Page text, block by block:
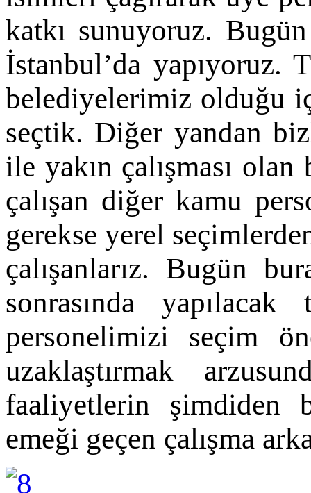
katkı sunuyoruz.
İstanbul’da yapıyoruz.
belediyelerimiz olduğu
seçtik. Diğer yandan
ile yakın çalışması
çalışan diğer kamu
gerekse yerel
çalışanlarız. Bugün
sonrasında
personelimizi seçim
uzaklaştırmak
faaliyetlerin şimdiden
emeği geçen çalışma